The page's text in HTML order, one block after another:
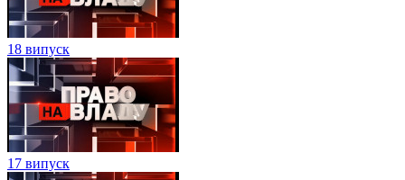
18 випуск
17 випуск